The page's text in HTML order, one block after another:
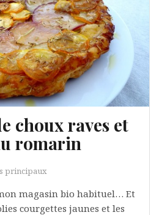
choux raves et
romarin
principaux
magasin bio habituel… Et
courgettes jaunes et les